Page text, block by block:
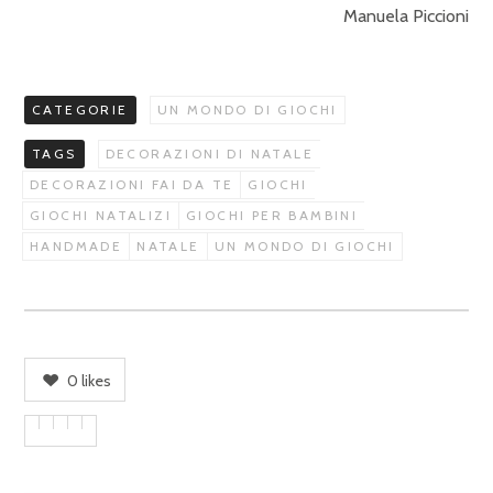
Manuela Piccioni
CATEGORIE UN MONDO DI GIOCHI
TAGS
DECORAZIONI DI NATALE
DECORAZIONI FAI DA TE
GIOCHI
GIOCHI NATALIZI
GIOCHI PER BAMBINI
HANDMADE
NATALE UN MONDO DI GIOCHI
0 likes